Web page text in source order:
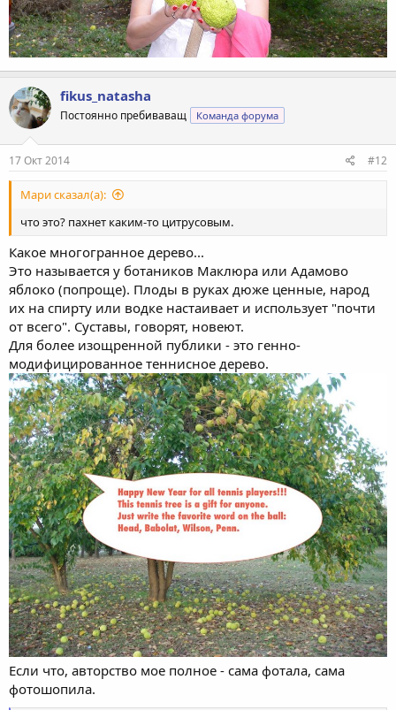
fikus_natasha
Постоянно пребиваващ Команда форума
17 Окт 2014 #12
Мари сказал(а):
что это? пахнет каким-то цитрусовым.
Какое многогранное дерево...
Это называется у ботаников Маклюра или Адамово
яблоко (попроще). Плоды в руках дюже ценные, народ
их на спирту или водке настаивает и использует "почти
от всего". Суставы, говорят, новеют.
Для более изощренной публики - это генно-
модифицированное теннисное дерево.
Если что, авторство мое полное - сама фотала, сама
фотошопила.